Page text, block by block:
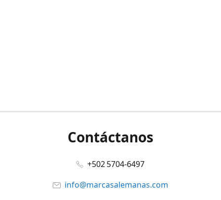
Contáctanos
+502 5704-6497
info@marcasalemanas.com